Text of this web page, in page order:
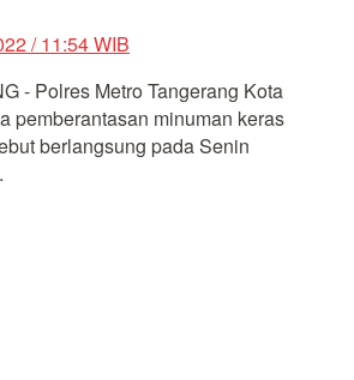
/ 11:54 WIB
- Polres Metro Tangerang Kota
pemberantasan minuman keras
berlangsung pada Senin